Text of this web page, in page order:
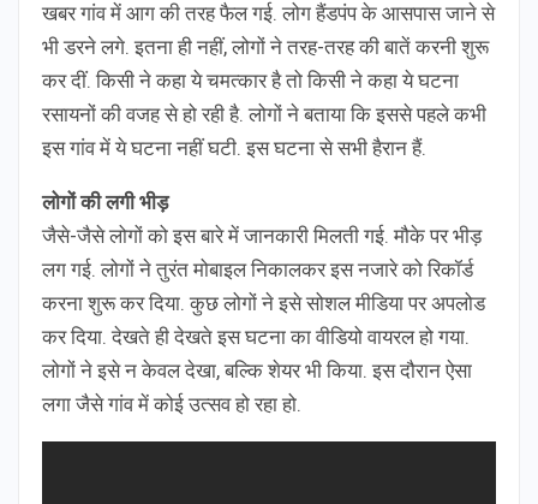
खबर गांव में आग की तरह फैल गई. लोग हैंडपंप के आसपास जाने से
भी डरने लगे. इतना ही नहीं, लोगों ने तरह-तरह की बातें करनी शुरू
कर दीं. किसी ने कहा ये चमत्कार है तो किसी ने कहा ये घटना
रसायनों की वजह से हो रही है. लोगों ने बताया कि इससे पहले कभी
इस गांव में ये घटना नहीं घटी. इस घटना से सभी हैरान हैं.
लोगों की लगी भीड़
जैसे-जैसे लोगों को इस बारे में जानकारी मिलती गई. मौके पर भीड़
लग गई. लोगों ने तुरंत मोबाइल निकालकर इस नजारे को रिकॉर्ड
करना शुरू कर दिया. कुछ लोगों ने इसे सोशल मीडिया पर अपलोड
कर दिया. देखते ही देखते इस घटना का वीडियो वायरल हो गया.
लोगों ने इसे न केवल देखा, बल्कि शेयर भी किया. इस दौरान ऐसा
लगा जैसे गांव में कोई उत्सव हो रहा हो.